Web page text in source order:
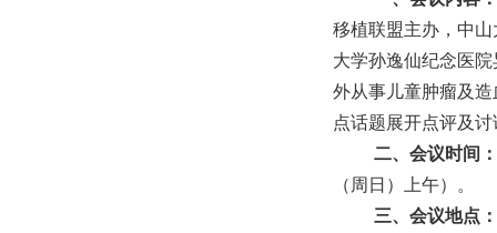
移植联盟主办，中
大学孙逸仙纪念医
外从事儿童肿瘤及
点话题展开点评及
二、会议时间
（周日）上午）。
三、会议地点